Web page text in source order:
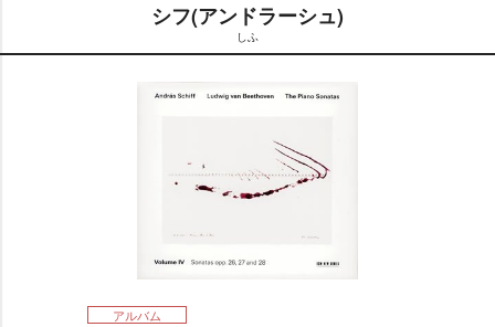
シフ(アンドラーシュ)
しふ
アルバム